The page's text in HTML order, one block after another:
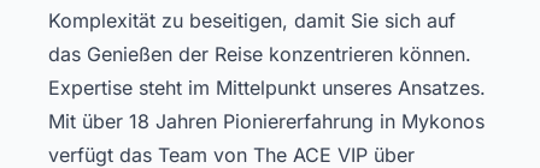
Komplexität zu beseitigen, damit Sie sich auf
das Genießen der Reise konzentrieren können.
Expertise steht im Mittelpunkt unseres Ansatzes.
Mit über 18 Jahren Pioniererfahrung in Mykonos
verfügt das Team von The ACE VIP über